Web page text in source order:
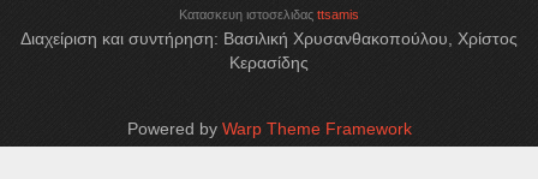
Κατασκευη ιστοσελιδας ttsamis
Διαχείριση και συντήρηση: Βασιλική Χρυσανθακοπούλου, Χρίστος
Κερασίδης
Powered by Warp Theme Framework